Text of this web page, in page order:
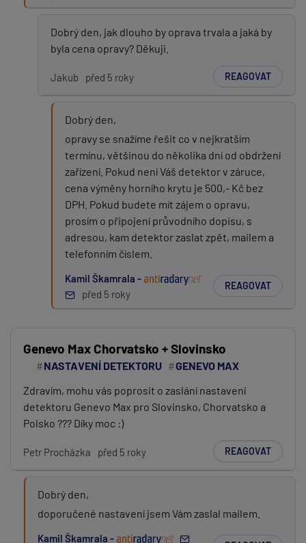
Dobrý den, jak dlouho by oprava trvala a jaká by
byla cena opravy? Děkuji.
Jakub před 5 roky REAGOVAT
Dobrý den,
opravy se snažíme řešit co v nejkratším
termínu, většinou do několika dní od obdržení
zařízení. Pokud není Váš detektor v záruce,
cena výměny horního krytu je 500,- Kč bez
DPH. Pokud budete mít zájem o opravu,
prosím o připojení průvodního dopisu, s
adresou, kam detektor zaslat zpět, mailem a
telefonním číslem.
Kamil Škamrala -
před 5 roky
REAGOVAT
Genevo Max Chorvatsko + Slovinsko
NASTAVENÍ DETEKTORU
GENEVO MAX
Zdravím, mohu vás poprosit o zaslání nastavení
detektoru Genevo Max pro Slovinsko, Chorvatsko a
Polsko ??? Díky moc :)
Petr Procházka před 5 roky REAGOVAT
Dobrý den,
doporučené nastavení jsem Vám zaslal mailem.
Kamil Škamrala -